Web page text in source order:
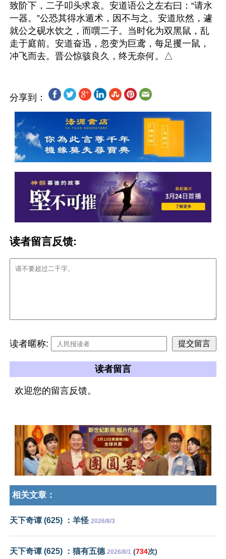
致阶下，二子叩头求哀。安道语公之左右曰：“请水
一器。”公恐其得水遁术，因不与之。安道欣然，遽
就公之砚水饮之，而噀二子。当时化为双黑鼠，乱
走于庭前。安道奋迅，忽变为巨鸢，每足攫一鼠，
分享到：
读者留言反馈:
读者暱称:
读者留言
欢迎您的留言反馈。
相关文章：
天下奇谭 (625) ：羊怪 2026/8/3
天下奇谭 (625) ：猫有五德 2026/8/1 (734次)